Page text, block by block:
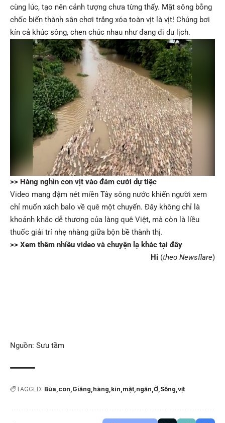
cùng lúc, tạo nên cảnh tượng chưa từng thấy. Mặt sông bỗng
chốc biến thành sân chơi trắng xóa toàn vịt là vịt! Chúng bơi
kín cả khúc sông, chen chúc nhau như đang đi du lịch.
>> Hàng nghìn con vịt vào đám cưới dự tiệc
Video mang đậm nét miền Tây sông nước khiến người xem
chỉ muốn xách balo về quê một chuyến. Đây không chỉ là
khoảnh khắc dễ thương của làng quê Việt, mà còn là liều
thuốc giải trí nhẹ nhàng giữa bộn bề thành thị.
>> Xem thêm nhiều video và chuyện lạ khác tại đây
Hi (theo Newsflare)
Nguồn: Sưu tầm
TAGGED: Bùa con Giăng hàng kín mặt ngăn Ở Sống vịt